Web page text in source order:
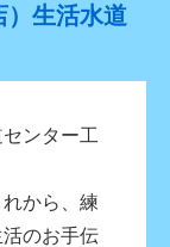
）生活水道
ンター工
から、練
のお手伝